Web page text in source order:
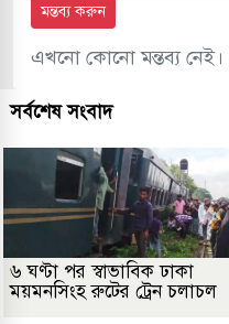
মন্তব্য করুন
এখনো কোনো মন্তব্য নেই।
সর্বশেষ সংবাদ
৬ ঘণ্টা পর স্বাভাবিক ঢাকা
ময়মনসিংহ রুটের ট্রেন চলাচল